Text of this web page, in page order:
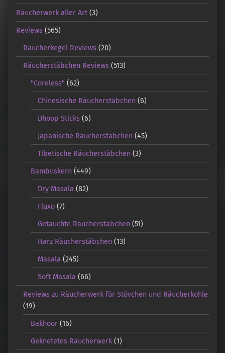
Räucherwerk aller Art (3)
Reviews (565)
Räucherkegel Reviews (20)
Räucherstäbchen Reviews (513)
"Coreless" (62)
Chinesische Räucherstäbchen (6)
Dhoop Sticks (6)
Japanische Räucherstäbchen (45)
Tibetische Räucherstäbchen (3)
Bambuskern(449)
Dry Masala (82)
Fluxo (7)
Getauchte Räucherstäbchen (51)
Harz Räucherstäbchen (13)
Masala (245)
Soft Masala (66)
Reviews zu Räucherwerk für Stövchen und Räucherkohle
(19)
Bakhoor(16)
Geknetetes Räucherwerk(1)